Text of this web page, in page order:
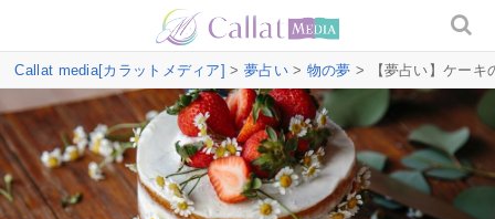
Callat media[カラットメディア] > 夢占い> 物の夢 > 【夢占い】ケーキ